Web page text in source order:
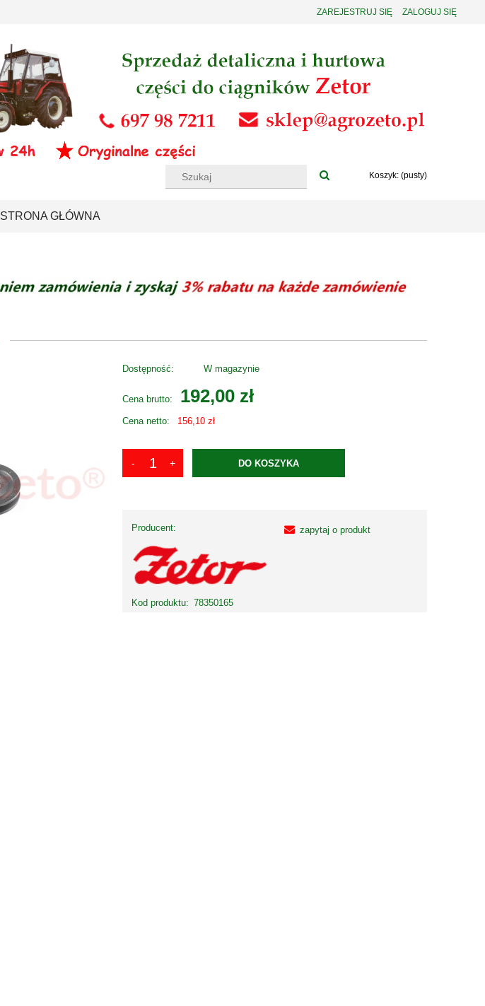
ZAREJESTRUJ SIĘ ZALOGUJ SIĘ
Koszyk: (pusty)
STRONA GŁÓWNA
Dostępność: W magazynie
Cena brutto: 192,00 zł
Cena netto: 156,10 zł
DO KOSZYKA
Producent:
Kod produktu: 78350165
zapytaj o produkt